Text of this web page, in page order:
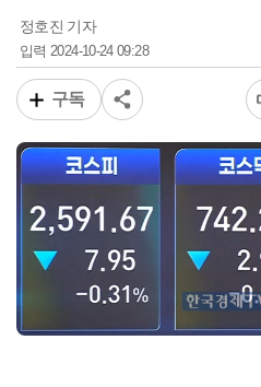
정호진 기자
입력2024-10-24 09:28
구독